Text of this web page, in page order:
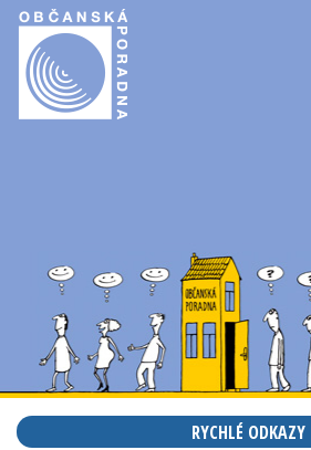
RYCHLÉ ODKAZY